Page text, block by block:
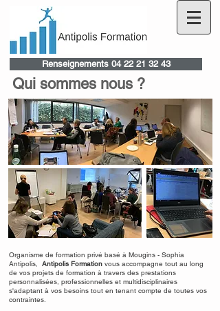
Renseignements 04 22 21 32 43
Qui sommes nous ?
Organisme de formation privé basé à Mougins - Sophia
Antipolis, Antipolis Formation vous accompagne tout au long
de vos projets de formation à travers des prestations
personnalisées, professionnelles et multidisciplinaires
s'adaptant à vos besoins tout en tenant compte de toutes vos
contraintes.